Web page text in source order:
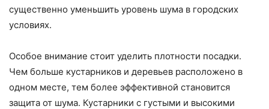
существенно уменьшить уровень шума в городских
условиях.
Особое внимание стоит уделить плотности посадки.
Чем больше кустарников и деревьев расположено в
одном месте, тем более эффективной становится
защита от шума. Кустарники с густыми и высокими